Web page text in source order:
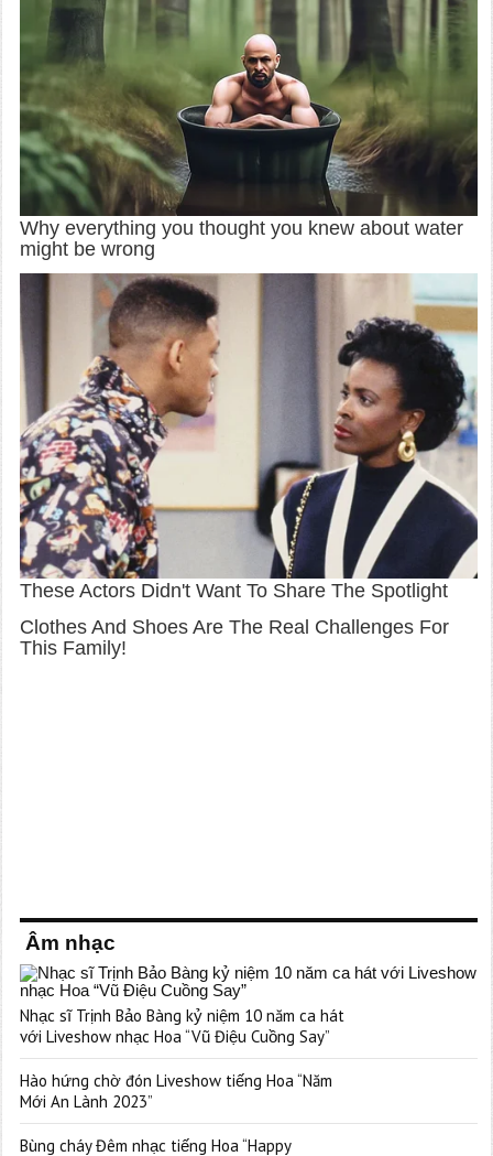
Âm nhạc
Nhạc sĩ Trịnh Bảo Bàng kỷ niệm 10 năm ca hát
với Liveshow nhạc Hoa “Vũ Điệu Cuồng Say”
Hào hứng chờ đón Liveshow tiếng Hoa “Năm
Mới An Lành 2023”
Bùng cháy Đêm nhạc tiếng Hoa “Happy